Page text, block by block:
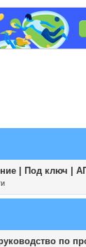
| Под ключ |
по